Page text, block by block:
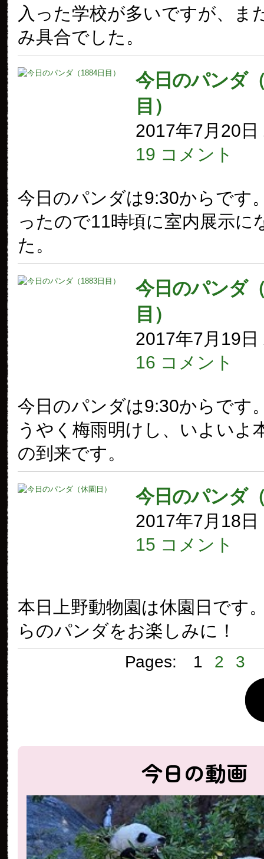
入った学校が多いですが、ま
み具合でした。
今日のパンダ
目）
2017年7月20日
19 コメント
今日のパンダは9:30からです
ったので11時頃に室内展示に
た。
今日のパンダ
目）
2017年7月19日
16 コメント
今日のパンダは9:30からです
うやく梅雨明けし、いよいよ
の到来です。
今日のパンダ
2017年7月18日
15 コメント
本日上野動物園は休園日です
らのパンダをお楽しみに！
Pages: 1 2 3
今日の動画